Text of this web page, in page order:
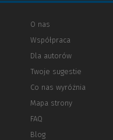
O nas
Współpraca
Dla autorów
innej
strony)
Twoje sugestie
Co nas wyróżnia
Mapa strony
FAQ
Blog